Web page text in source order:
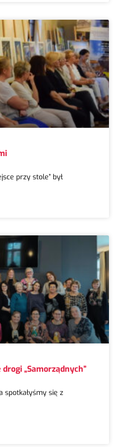
przy stole” był
„Samorządnych”
spotkałyśmy się z